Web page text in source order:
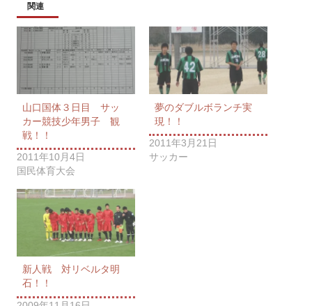
関連
山口国体３日目 サッ
カー競技少年男子 観
戦！！
2011年10月4日
国民体育大会
夢のダブルボランチ実
現！！
2011年3月21日
サッカー
新人戦 対リベルタ明
石！！